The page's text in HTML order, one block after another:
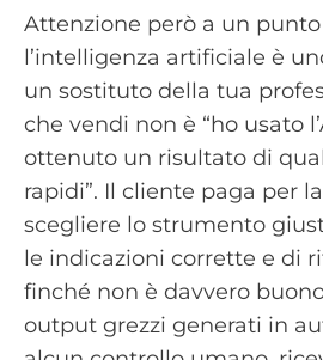
Attenzione però a un
l’intelligenza artificiale è
un sostituto della tua
che vendi non è “ho usato
ottenuto un risultato di
rapidi”. Il cliente paga per
scegliere lo strumento
le indicazioni corrette e di
finché non è davvero
output grezzi generati in